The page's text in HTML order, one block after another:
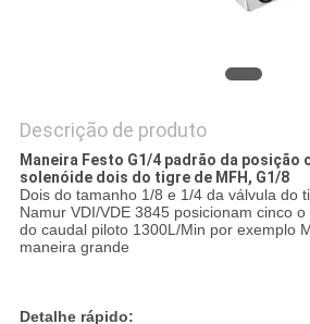
Descrição de produto
Maneira Festo G1/4 padrão da posição
solenóide dois do tigre de MFH, G1/8
Dois do tamanho 1/8 e 1/4 da válvula do
Namur VDI/VDE 3845 posicionam cinco
do caudal piloto 1300L/Min por exemplo
maneira grande
Detalhe rápido: